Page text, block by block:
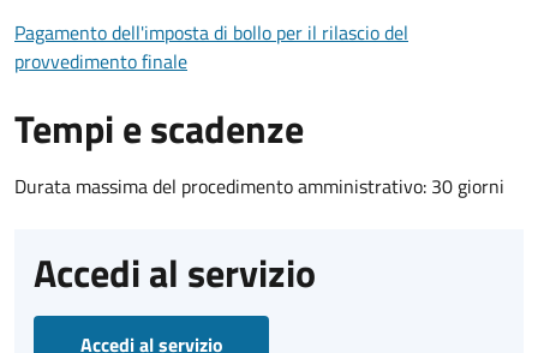
Pagamento dell'imposta di bollo per il rilascio del
provvedimento finale
Tempi e scadenze
Durata massima del procedimento amministrativo: 30 giorni
Accedi al servizio
Accedi al servizio